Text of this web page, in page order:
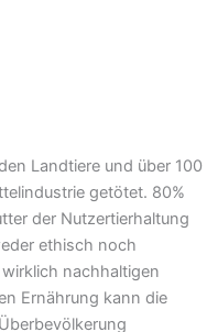
Landtiere und über 100
getötet. 80%
der Nutzertierhaltung
ethisch noch
nachhaltigen
Ernährung kann die